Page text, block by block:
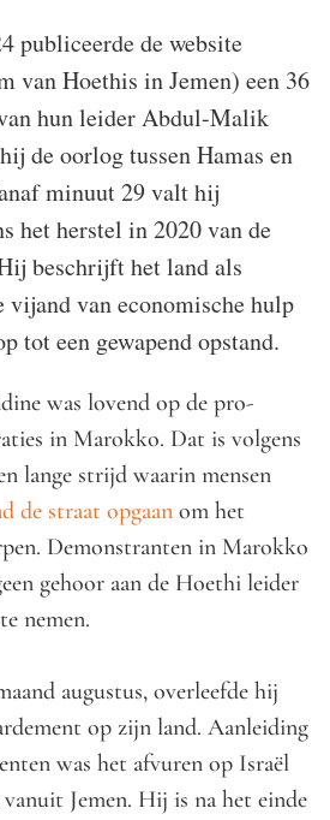
publiceerde de website
van Hoethis in Jemen) een 36
hun leider Abdul-Malik
de oorlog tussen Hamas en
minuut 29 valt hij
het herstel in 2020 van de
beschrijft het land als
vijand van economische hulp
tot een gewapend opstand.
was lovend op de pro-
in Marokko. Dat is volgens
lange strijd waarin mensen
de straat opgaan om het
Demonstranten in Marokko
gehoor aan de Hoethi leider
nemen.
augustus, overleefde hij
op zijn land. Aanleiding
was het afvuren op Israël
Jemen. Hij is na het einde